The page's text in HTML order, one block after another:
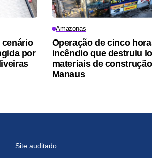
cenário
por
Amazonas
Operação de cinco
incêndio que destruiu
materiais de
Manaus
Site auditado